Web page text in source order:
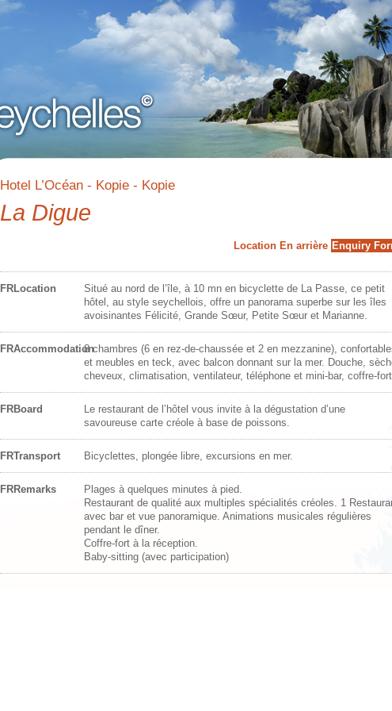
Hotel L’Océan - Kopie - Kopie
La Digue
Location En arrière Enquiry
FRLocation
Situé au nord de l’île, à 10 mn en bicyclette de La Passe, ce petit
hôtel, au style seychellois, offre un panorama superbe sur les îles
avoisinantes Félicité, Grande Sœur, Petite Sœur et Marianne.
FRAccommodation8 chambres (6 en rez-de-chaussée et 2 en mezzanine),
et meubles en teck, avec balcon donnant sur la mer. Douche,
cheveux, climatisation, ventilateur, téléphone et mini-bar, coffre-
FRBoard
Le restaurant de l’hôtel vous invite à la dégustation d’une
savoureuse carte créole à base de poissons.
FRTransport Bicyclettes, plongée libre, excursions en mer.
FRRemarks
Plages à quelques minutes à pied.
Restaurant de qualité aux multiples spécialités créoles. 1
avec bar et vue panoramique. Animations musicales régulières
pendant le dîner.
Coffre-fort à la réception.
Baby-sitting (avec participation)